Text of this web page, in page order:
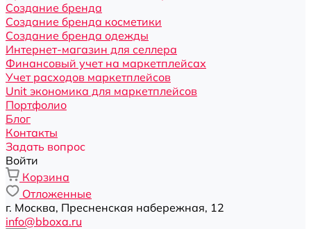
Создание бренда
Создание бренда косметики
Создание бренда одежды
Интернет-магазин для селлера
Финансовый учет на маркетплейсах
Учет расходов маркетплейсов
Unit экономика для маркетплейсов
Портфолио
Блог
Контакты
Задать вопрос
Войти
Корзина
Отложенные
г. Москва, Пресненская набережная, 12
info@bboxa.ru